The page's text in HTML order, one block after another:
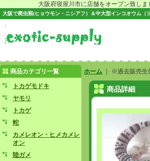
大阪府寝屋川市に店舗をオープン致しました
大阪で爬虫類(ヒョウモン・ニシアフ）＆中大型インコオウム（
商品カテゴリ一覧
トカゲモドキ
ヤモリ
トカゲ
蛇
カメレオン・ヒメカメレ
オン
陸ガメ
ホーム ｜ ※過去販売生
商品詳細